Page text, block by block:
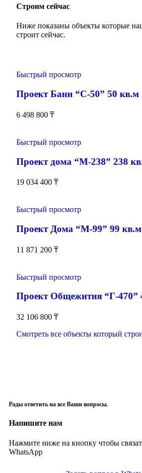
Строим сейчас
Ниже показаны объекты которые
строит сейчас.
Быстрый просмотр
Проект Бани “С-50” 50 кв.м
6 498 800 ₸
Быстрый просмотр
Проект дома “М-238” 238
19 034 400 ₸
Быстрый просмотр
Проект Дома “М-99” 99 кв.м
11 871 200 ₸
Быстрый просмотр
Проект Общежития “Г-470”
32 106 800 ₸
Смотреть все объекты который
Рады ответить на все Ваши вопросы.
Напишите нам
Нажмите ниже на кнопку чтобы
WhatsApp